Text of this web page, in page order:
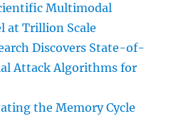
Multimodal
at Trillion Scale
Discovers State-of-
Attack Algorithms for
the Memory Cycle